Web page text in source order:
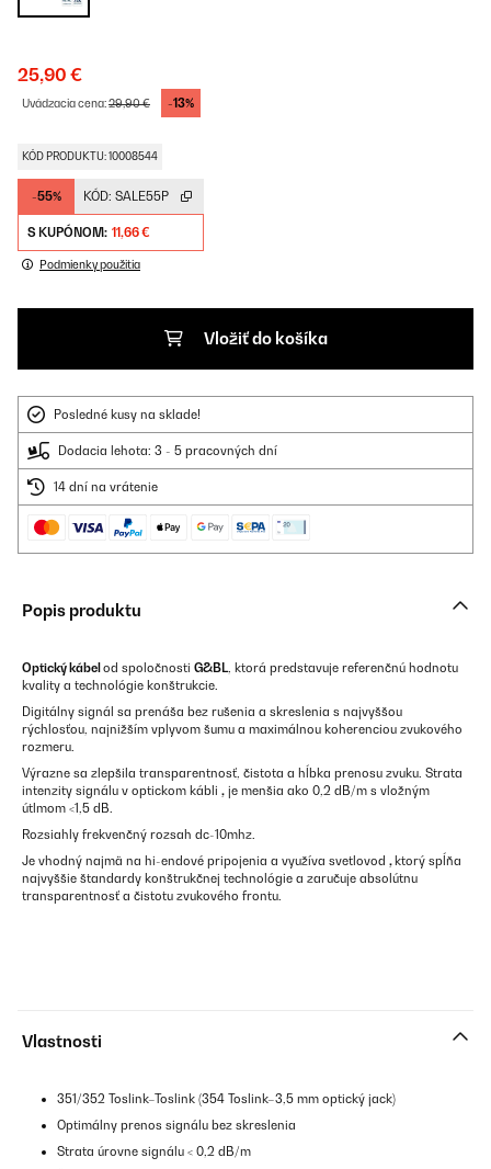
25,90 €
Uvádzacia cena:29,90 € -13%
KÓD PRODUKTU: 10008544
-55% KÓD: SALE55P
S KUPÓNOM: 11,66 €
Podmienky použitia
Vložiť do košíka
Posledné kusy na sklade!
Dodacia lehota: 3 - 5 pracovných dní
14 dní na vrátenie
Popis produktu
Optický kábel od spoločnosti G&BL, ktorá predstavuje referenčnú hodnotu
kvality a technológie konštrukcie.
Digitálny signál sa prenáša bez rušenia a skreslenia s najvyššou
rýchlosťou, najnižším vplyvom šumu a maximálnou koherenciou zvukového
rozmeru.
Výrazne sa zlepšila transparentnosť, čistota a hĺbka prenosu zvuku. Strata
intenzity signálu v optickom kábli , je menšia ako 0,2 dB/m s vložným
útlmom <1,5 dB.
Rozsiahly frekvenčný rozsah dc-10mhz.
Je vhodný najmä na hi-endové pripojenia a využíva svetlovod , ktorý spĺňa
najvyššie štandardy konštrukčnej technológie a zaručuje absolútnu
transparentnosť a čistotu zvukového frontu.
Vlastnosti
351/352 Toslink–Toslink (354 Toslink–3,5 mm optický jack)
Optimálny prenos signálu bez skreslenia
Strata úrovne signálu < 0,2 dB/m